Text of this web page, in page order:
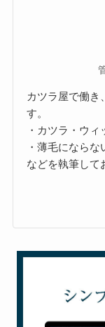
カツラ屋で働き
す。
・カツラ・ウィ
・薄毛にならな
などを執筆して